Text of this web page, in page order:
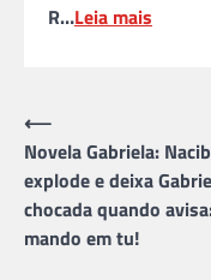
R…Leia mais
Navegação
de
Post
⟵
Novela Gabriela: Nacib
explode e deixa
chocada quando
mando em tu!